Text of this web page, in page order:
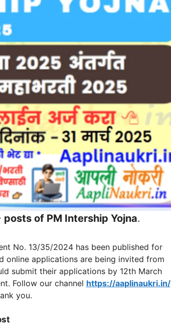
of PM Intership Yojna.
No. 13/35/2024 has been published for
online applications are being invited from
submit their applications by 12th March
Follow our channel https://aaplinaukri.in/
you.